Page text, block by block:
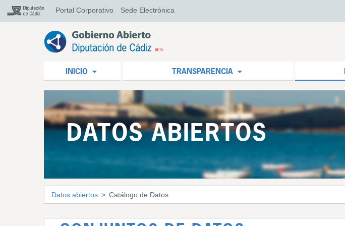
Portal Corporativo Sede Electrónica
INICIO TRANSPARENCIA
DATOS ABIERTOS
Datos abiertos Catálogo de Datos